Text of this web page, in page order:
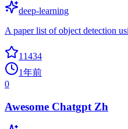
deep-learning
A paper list of object detection
11434
1年前
0
Awesome Chatgpt Zh